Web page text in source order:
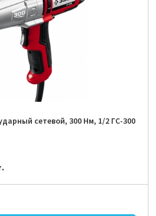
сетевой, 300 Нм, 1/2 ГС-300